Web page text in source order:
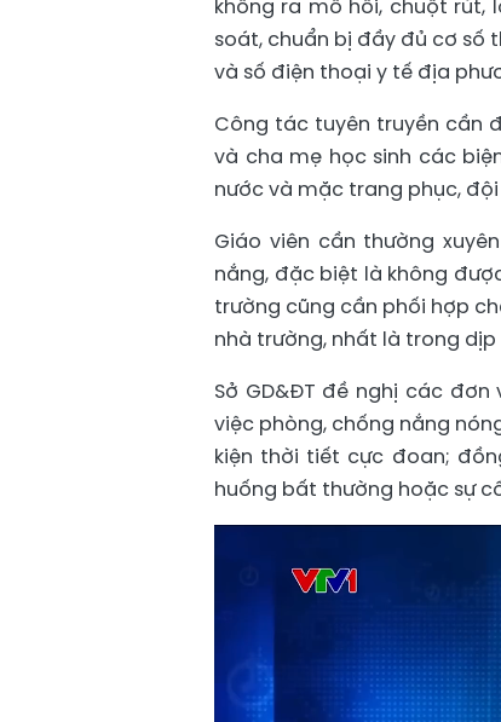
không ra mồ hôi, chuột rút,
soát, chuẩn bị đầy đủ cơ số
và số điện thoại y tế địa
Công tác tuyên truyền cần
và cha mẹ học sinh các
nước và mặc trang phục,
Giáo viên cần thường
nắng, đặc biệt là không
trường cũng cần phối hợp
nhà trường, nhất là trong dịp
Sở GD&ĐT đề nghị các
việc phòng, chống nắng
kiện thời tiết cực đoan;
huống bất thường hoặc sự